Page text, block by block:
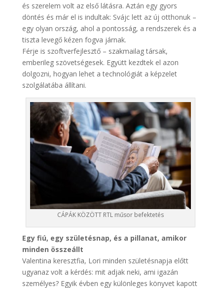
és szerelem volt az első látásra. Aztán egy gyors
döntés és már el is indultak: Svájc lett az új otthonuk –
egy olyan ország, ahol a pontosság, a rendszerek és a
tiszta levegő kézen fogva járnak.
Férje is szoftverfejlesztő – szakmailag társak,
emberileg szövetségesek. Együtt kezdtek el azon
dolgozni, hogyan lehet a technológiát a képzelet
szolgálatába állítani.
CÁPÁK KÖZÖTT RTL műsor befektetés
Egy fiú, egy születésnap, és a pillanat, amikor
minden összeállt
Valentina keresztfia, Lori minden születésnapja előtt
ugyanaz volt a kérdés: mit adjak neki, ami igazán
személyes? Egyik évben egy különleges könyvet kapott